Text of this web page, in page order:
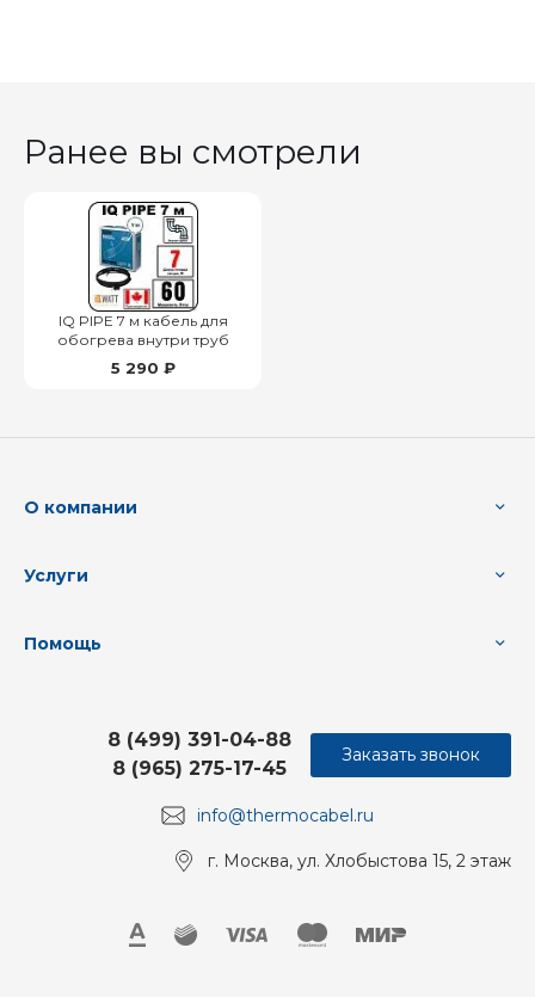
Ранее вы смотрели
IQ PIPE 7 м кабель для
обогрева внутри труб
5 290 ₽
О компании
Услуги
Помощь
info@thermocabel.ru
8 (499) 391-04-88
8 (965) 275-17-45
г. Москва, ул. Хлобыстова 15, 2 этаж
Заказать звонок